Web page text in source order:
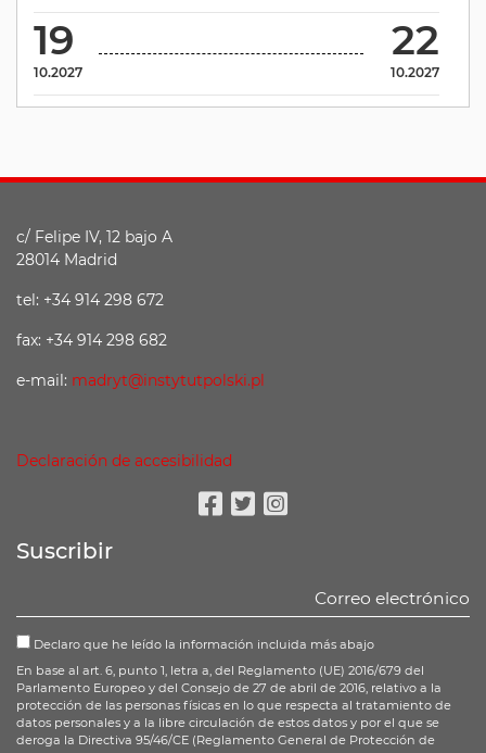
19
10.2027
22
10.2027
c/ Felipe IV, 12 bajo A
28014 Madrid
tel: +34 914 298 672
fax: +34 914 298 682
e-mail: madryt@instytutpolski.pl
Declaración de accesibilidad
Suscribir
Declaro que he leído la información incluida más abajo
En base al art. 6, punto 1, letra a, del Reglamento (UE) 2016/679 del
Parlamento Europeo y del Consejo de 27 de abril de 2016, relativo a la
protección de las personas físicas en lo que respecta al tratamiento de
datos personales y a la libre circulación de estos datos y por el que se
deroga la Directiva 95/46/CE (Reglamento General de Protección de